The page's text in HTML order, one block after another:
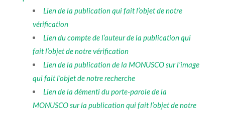
Lien de la publication qui fait l’objet de notre
vérification
Lien du compte de l’auteur de la publication qui
fait l’objet de notre vérification
Lien de la publication de la MONUSCO sur l’image
qui fait l’objet de notre recherche
Lien de la démenti du porte-parole de la
MONUSCO sur la publication qui fait l’objet de notre